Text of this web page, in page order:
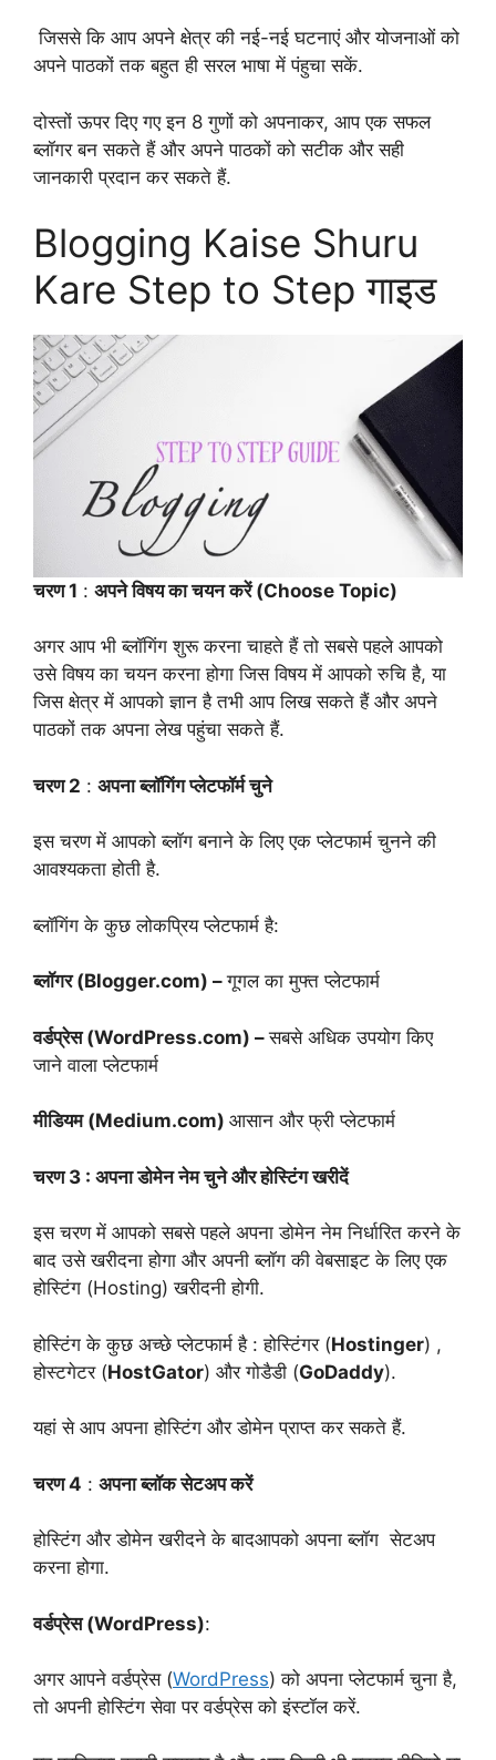
जिससे कि आप अपने क्षेत्र की नई-नई घटनाएं और योजनाओं को
अपने पाठकों तक बहुत ही सरल भाषा में पंहुचा सकें.
दोस्तों ऊपर दिए गए इन 8 गुणों को अपनाकर, आप एक सफल
ब्लॉगर बन सकते हैं और अपने पाठकों को सटीक और सही
जानकारी प्रदान कर सकते हैं.
Blogging Kaise Shuru
Kare Step to Step गाइड
चरण 1 : अपने विषय का चयन करें (Choose Topic)
अगर आप भी ब्लॉगिंग शुरू करना चाहते हैं तो सबसे पहले आपको
उसे विषय का चयन करना होगा जिस विषय में आपको रुचि है, या
जिस क्षेत्र में आपको ज्ञान है तभी आप लिख सकते हैं और अपने
पाठकों तक अपना लेख पहुंचा सकते हैं.
चरण 2 : अपना ब्लॉगिंग प्लेटफॉर्म चुने
इस चरण में आपको ब्लॉग बनाने के लिए एक प्लेटफार्म चुनने की
आवश्यकता होती है.
ब्लॉगिंग के कुछ लोकप्रिय प्लेटफार्म है:
ब्लॉगर (Blogger.com) –गूगल का मुफ्त प्लेटफार्म
वर्डप्रेस (WordPress.com) –सबसे अधिक उपयोग किए
जाने वाला प्लेटफार्म
मीडियम (Medium.com) आसान और फ्री प्लेटफार्म
चरण 3 : अपना डोमेन नेम चुने और होस्टिंग खरीदें
इस चरण में आपको सबसे पहले अपना डोमेन नेम निर्धारित करने के
बाद उसे खरीदना होगा और अपनी ब्लॉग की वेबसाइट के लिए एक
होस्टिंग (Hosting) खरीदनी होगी.
होस्टिंग के कुछ अच्छे प्लेटफार्म है : होस्टिंगर (Hostinger) ,
होस्टगेटर (HostGator) और गोडैडी (GoDaddy).
यहां से आप अपना होस्टिंग और डोमेन प्राप्त कर सकते हैं.
चरण 4 : अपना ब्लॉक सेटअप करें
होस्टिंग और डोमेन खरीदने के बादआपको अपना ब्लॉग सेटअप
करना होगा.
वर्डप्रेस (WordPress):
अगर आपने वर्डप्रेस (WordPress) को अपना प्लेटफार्म चुना है,
तो अपनी होस्टिंग सेवा पर वर्डप्रेस को इंस्टॉल करें.